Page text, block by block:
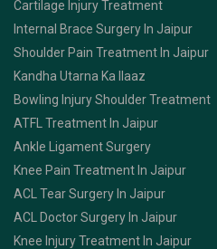
Cartilage Injury Treatment
Internal Brace Surgery In Jaipur
Shoulder Pain Treatment In Jaipur
Kandha Utarna Ka Ilaaz
Bowling Injury Shoulder Treatment
ATFL Treatment In Jaipur
Ankle Ligament Surgery
Knee Pain Treatment In Jaipur
ACL Tear Surgery In Jaipur
ACL Doctor Surgery In Jaipur
Knee Injury Treatment In Jaipur